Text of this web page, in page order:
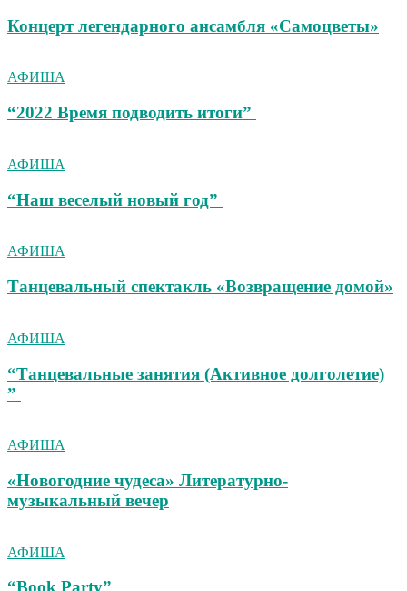
Концерт легендарного ансамбля «Самоцветы»
АФИША
“2022 Время подводить итоги”
АФИША
“Наш веселый новый год”
АФИША
Танцевальный спектакль «Возвращение домой»
АФИША
“Танцевальные занятия (Активное долголетие)
”
АФИША
«Новогодние чудеса» Литературно-
музыкальный вечер
АФИША